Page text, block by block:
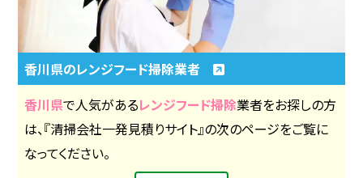
香川県のレンジフード掃除業者
香川県で人気があるレンジフード掃除業者をお探しの方
は、『清掃会社一発見積りサイト』の次のページをご覧に
なってください。